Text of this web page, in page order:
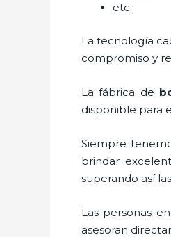
etc
La tecnología
compromiso y
La fábrica de
disponible para
Siempre
brindar
superando así
Las personas
asesoran